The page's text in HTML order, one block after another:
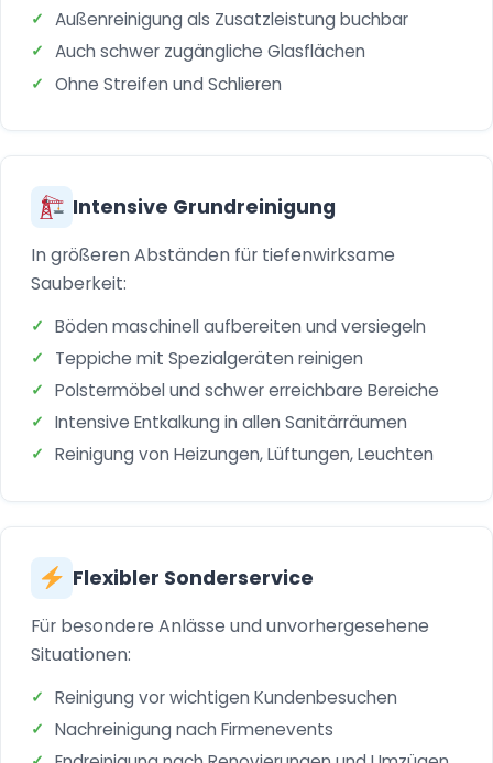
Außenreinigung als Zusatzleistung buchbar
Auch schwer zugängliche Glasflächen
Ohne Streifen und Schlieren
Intensive Grundreinigung
In größeren Abständen für tiefenwirksame
Sauberkeit:
Böden maschinell aufbereiten und versiegeln
Teppiche mit Spezialgeräten reinigen
Polstermöbel und schwer erreichbare Bereiche
Intensive Entkalkung in allen Sanitärräumen
Reinigung von Heizungen, Lüftungen, Leuchten
Flexibler Sonderservice
Für besondere Anlässe und unvorhergesehene
Situationen:
Reinigung vor wichtigen Kundenbesuchen
Nachreinigung nach Firmenevents